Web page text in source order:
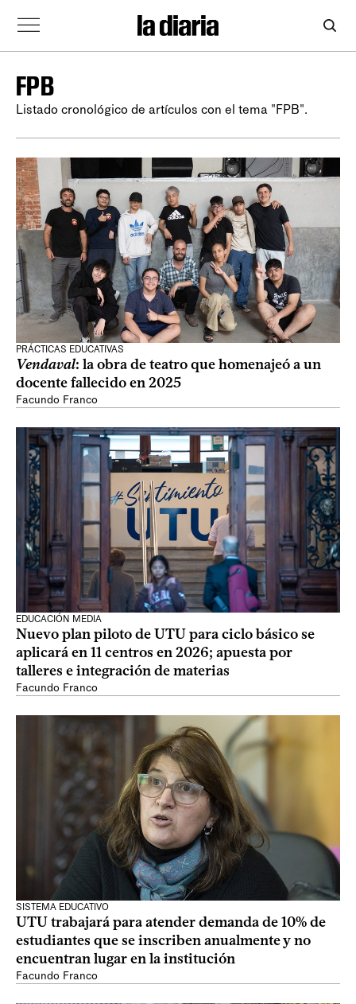
FPB
Listado cronológico de artículos con el tema "FPB".
PRÁCTICAS EDUCATIVAS
Vendaval: la obra de teatro que homenajeó a un
docente fallecido en 2025
Facundo Franco
EDUCACIÓN MEDIA
Nuevo plan piloto de UTU para ciclo básico se
aplicará en 11 centros en 2026; apuesta por
talleres e integración de materias
Facundo Franco
SISTEMA EDUCATIVO
UTU trabajará para atender demanda de 10% de
estudiantes que se inscriben anualmente y no
encuentran lugar en la institución
Facundo Franco